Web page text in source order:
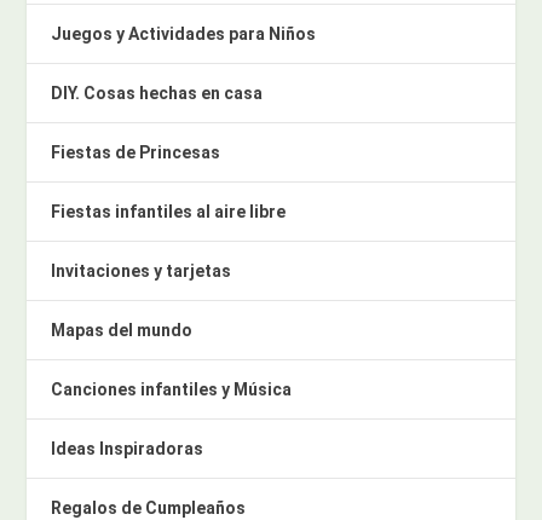
Juegos y Actividades para Niños
DIY. Cosas hechas en casa
Fiestas de Princesas
Fiestas infantiles al aire libre
Invitaciones y tarjetas
Mapas del mundo
Canciones infantiles y Música
Ideas Inspiradoras
Regalos de Cumpleaños